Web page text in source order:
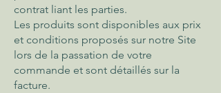
contrat liant les parties.
Les produits sont disponibles aux prix
et conditions proposés sur notre Site
lors de la passation de votre
commande et sont détaillés sur la
facture.